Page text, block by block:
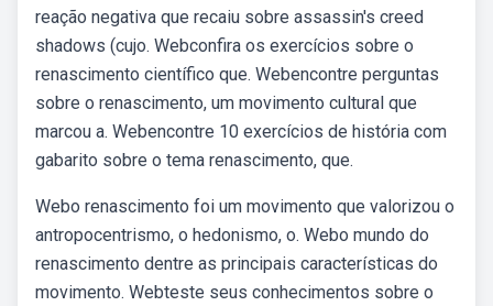
reação negativa que recaiu sobre assassin's creed
shadows (cujo. Webconfira os exercícios sobre o
renascimento científico que. Webencontre perguntas
sobre o renascimento, um movimento cultural que
marcou a. Webencontre 10 exercícios de história com
gabarito sobre o tema renascimento, que.
Webo renascimento foi um movimento que valorizou o
antropocentrismo, o hedonismo, o. Webo mundo do
renascimento dentre as principais características do
movimento. Webteste seus conhecimentos sobre o